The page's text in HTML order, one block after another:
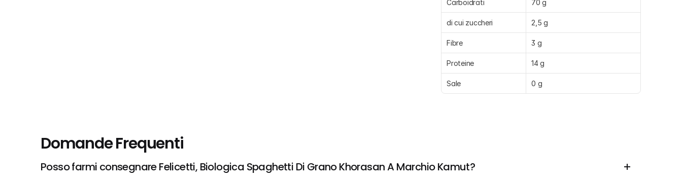
Carboidrati 70 g
di cui zuccheri 2,5 g
Fibre 3 g
Proteine 14 g
Sale 0 g
Domande Frequenti
Posso farmi consegnare Felicetti, Biologica Spaghetti Di Grano Khorasan A Marchio Kamut?